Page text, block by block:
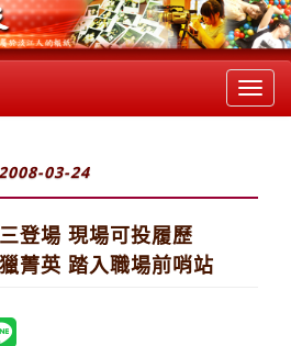
2008-03-24
登場 現場可投履歷
菁英 踏入職場前哨站